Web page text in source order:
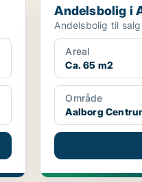
Andelsbolig i
Andelsbolig til
Areal
Ca. 65 m2
Område
Aalborg